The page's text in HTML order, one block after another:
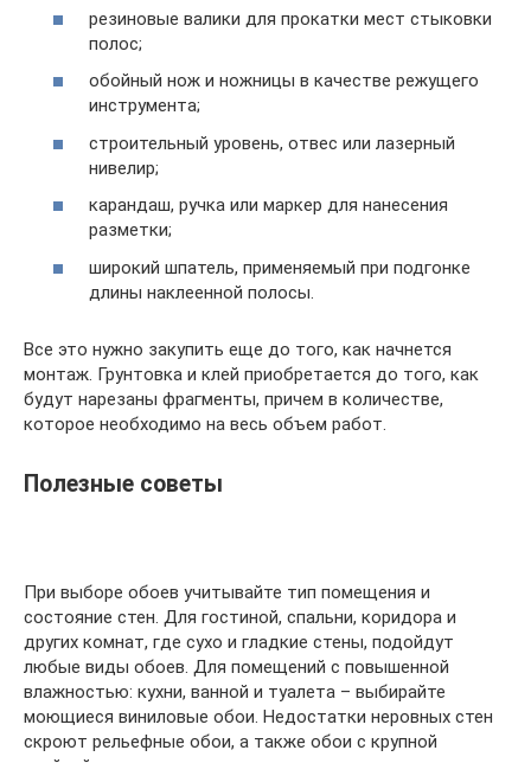
резиновые валики для прокатки мест стыковки
полос;
обойный нож и ножницы в качестве режущего
инструмента;
строительный уровень, отвес или лазерный
нивелир;
карандаш, ручка или маркер для нанесения
разметки;
широкий шпатель, применяемый при подгонке
длины наклеенной полосы.
Все это нужно закупить еще до того, как начнется
монтаж. Грунтовка и клей приобретается до того, как
будут нарезаны фрагменты, причем в количестве,
которое необходимо на весь объем работ.
Полезные советы
При выборе обоев учитывайте тип помещения и
состояние стен. Для гостиной, спальни, коридора и
других комнат, где сухо и гладкие стены, подойдут
любые виды обоев. Для помещений с повышенной
влажностью: кухни, ванной и туалета – выбирайте
моющиеся виниловые обои. Недостатки неровных стен
скроют рельефные обои, а также обои с крупной